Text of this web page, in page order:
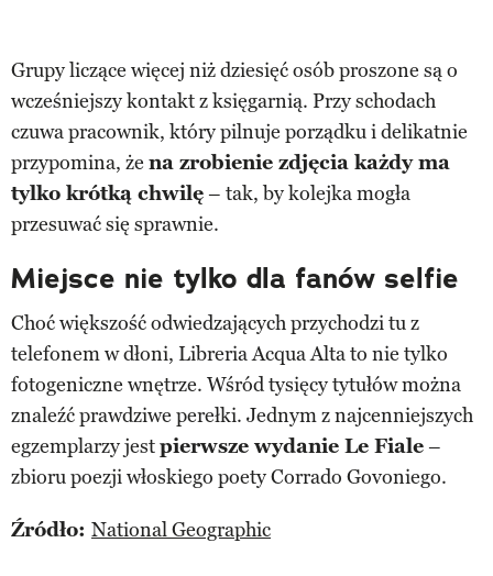
Grupy liczące więcej niż dziesięć osób proszone są o
wcześniejszy kontakt z księgarnią. Przy schodach
czuwa pracownik, który pilnuje porządku i delikatnie
przypomina, że na zrobienie zdjęcia każdy ma
tylko krótką chwilę– tak, by kolejka mogła
przesuwać się sprawnie.
Miejsce nie tylko dla fanów selfie
Choć większość odwiedzających przychodzi tu z
telefonem w dłoni, Libreria Acqua Alta to nie tylko
fotogeniczne wnętrze. Wśród tysięcy tytułów można
znaleźć prawdziwe perełki. Jednym z najcenniejszych
egzemplarzy jestpierwsze wydanie Le Fiale–
zbioru poezji włoskiego poety Corrado Govoniego.
Źródło: National Geographic